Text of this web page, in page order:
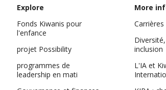
Explore
Fonds Kiwanis pour
l'enfance
projet Possibility
programmes de
leadership en mati
More
inclusion
L'IA et